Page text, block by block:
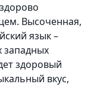
Высоченная,
язык –
западных
здоровый
вкус,